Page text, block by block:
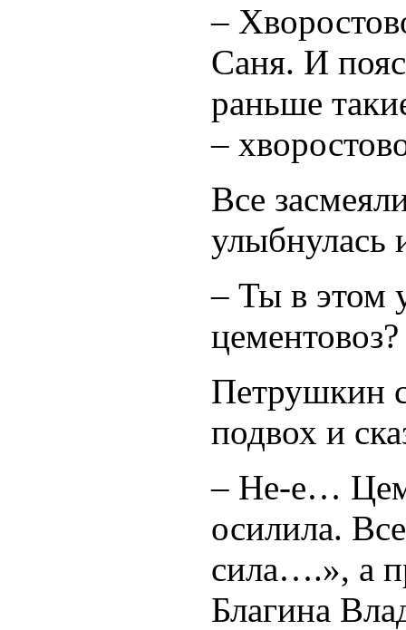
–
Саня. И
раньше
–
Все
улыбнулась
– Ты в этом
цементовоз?
Петрушкин
подвох и
– Не-е…
осилила.
сила….», а
Благина